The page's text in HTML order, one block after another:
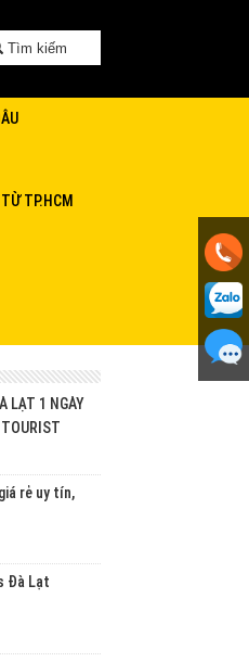
Tìm kiếm
TP.HCM
LẠT 1 NGÀY
rẻ uy tín,
Đà Lạt